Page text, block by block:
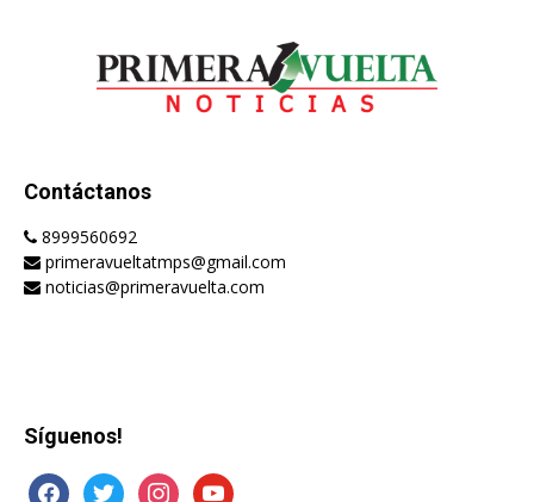
Contáctanos
8999560692
primeravueltatmps@gmail.com
noticias@primeravuelta.com
Síguenos!
facebooktwitter instagramyoutube